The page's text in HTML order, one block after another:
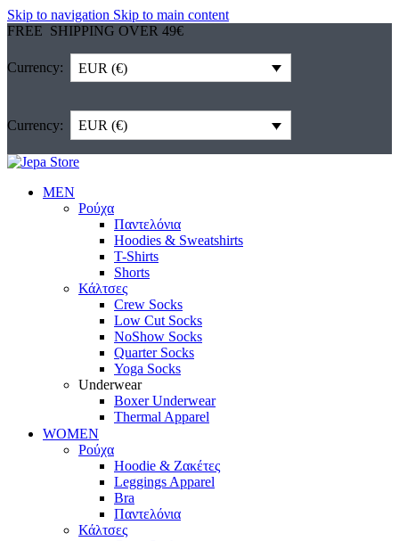
Skip to navigation Skip to main content
FREE SHIPPING OVER 49€
Currency: EUR (€)
Currency: EUR (€)
MEN
Ρούχα
Παντελόνια
Hoodies & Sweatshirts
T-Shirts
Shorts
Κάλτσες
Crew Socks
Low Cut Socks
NoShow Socks
Quarter Socks
Yoga Socks
Underwear
Boxer Underwear
Thermal Apparel
WOMEN
Ρούχα
Hoodie & Ζακέτες
Leggings Apparel
Bra
Παντελόνια
Κάλτσες